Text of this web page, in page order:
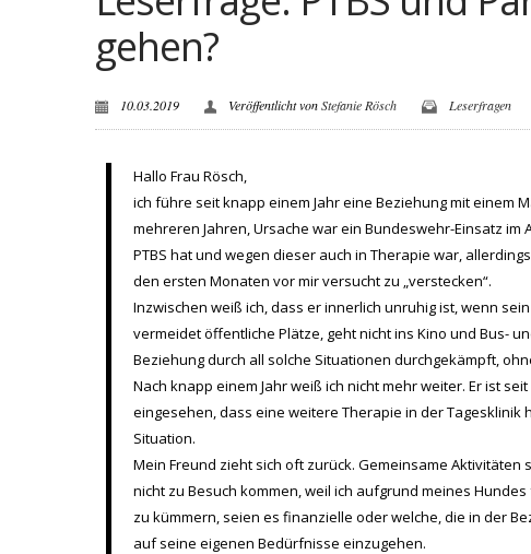
gehen?
10.03.2019 Veröffentlicht vonStefanie Rösch Leserfragen
Hallo Frau Rösch,
ich führe seit knapp einem Jahr eine Beziehung mit einem
mehreren Jahren, Ursache war ein Bundeswehr-Einsatz
PTBS hat und wegen dieser auch in Therapie war,
den ersten Monaten vor mir versucht zu „verstecken“.
Inzwischen weiß ich, dass er innerlich unruhig ist, wenn
vermeidet öffentliche Plätze, geht nicht ins Kino und Bus-
Beziehung durch all solche Situationen durchgekämpft,
Nach knapp einem Jahr weiß ich nicht mehr weiter. Er ist
eingesehen, dass eine weitere Therapie in der
Situation.
Mein Freund zieht sich oft zurück. Gemeinsame
nicht zu Besuch kommen, weil ich aufgrund meines
zu kümmern, seien es finanzielle oder welche, die in der
auf seine eigenen Bedürfnisse einzugehen.